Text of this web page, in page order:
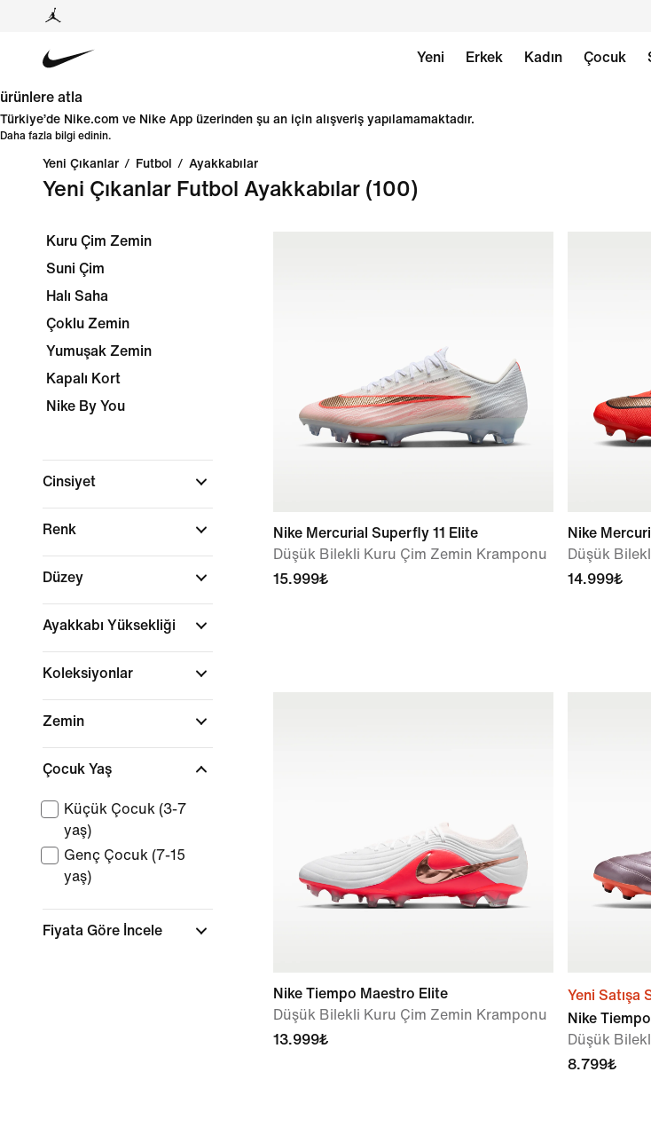
Yeni Erkek Kadın Çocuk
ürünlere atla
Türkiye’de Nike.com ve Nike App üzerinden şu an için alışveriş yapılamamaktadır.
Daha fazla bilgi edinin.
Yeni Çıkanlar / Futbol / Ayakkabılar
Yeni Çıkanlar Futbol Ayakkabılar (100)
Kuru Çim Zemin
Suni Çim
Halı Saha
Çoklu Zemin
Yumuşak Zemin
Kapalı Kort
Nike By You
Cinsiyet
Renk
Düzey
Ayakkabı Yüksekliği
Koleksiyonlar
Zemin
Çocuk Yaş
Küçük Çocuk (3-7
yaş)
Genç Çocuk (7-15
yaş)
Fiyata Göre İncele
Nike Mercurial Superfly 11 Elite
Düşük Bilekli Kuru Çim Zemin Kramponu
15.999₺
Nike
Düşük
14.999₺
Nike Tiempo Maestro Elite
Düşük Bilekli Kuru Çim Zemin Kramponu
13.999₺
Yeni Satışa
Nike
Düşük
8.799₺